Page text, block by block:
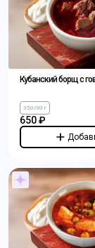
Кубанский борщ с
350/30 г
650 ₽